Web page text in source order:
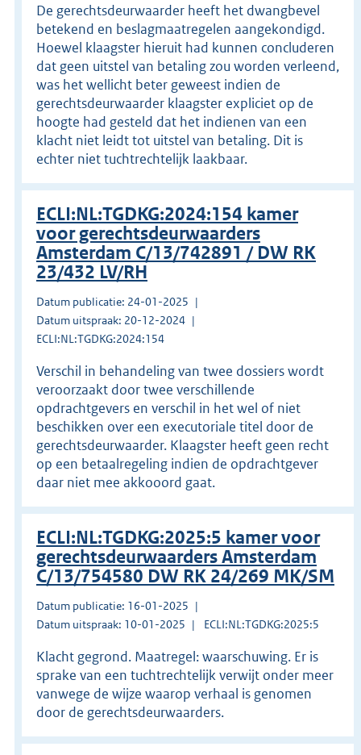
De gerechtsdeurwaarder heeft het dwangbevel
betekend en beslagmaatregelen aangekondigd.
Hoewel klaagster hieruit had kunnen concluderen
dat geen uitstel van betaling zou worden verleend,
was het wellicht beter geweest indien de
gerechtsdeurwaarder klaagster expliciet op de
hoogte had gesteld dat het indienen van een
klacht niet leidt tot uitstel van betaling. Dit is
echter niet tuchtrechtelijk laakbaar.
ECLI:NL:TGDKG:2024:154 kamer
voor gerechtsdeurwaarders
Amsterdam C/13/742891 / DW RK
23/432 LV/RH
Datum publicatie: 24-01-2025
Datum uitspraak: 20-12-2024
ECLI:NL:TGDKG:2024:154
Verschil in behandeling van twee dossiers wordt
veroorzaakt door twee verschillende
opdrachtgevers en verschil in het wel of niet
beschikken over een executoriale titel door de
gerechtsdeurwaarder. Klaagster heeft geen recht
op een betaalregeling indien de opdrachtgever
daar niet mee akkooord gaat.
ECLI:NL:TGDKG:2025:5 kamer voor
gerechtsdeurwaarders Amsterdam
C/13/754580 DW RK 24/269 MK/SM
Datum publicatie: 16-01-2025
Datum uitspraak: 10-01-2025
ECLI:NL:TGDKG:2025:5
Klacht gegrond. Maatregel: waarschuwing. Er is
sprake van een tuchtrechtelijk verwijt onder meer
vanwege de wijze waarop verhaal is genomen
door de gerechtsdeurwaarders.